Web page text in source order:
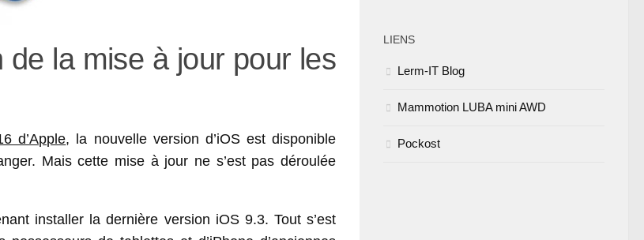
la mise à jour pour les
d’Apple, la nouvelle version d’iOS est disponible
Mais cette mise à jour ne s’est pas déroulée
installer la dernière version iOS 9.3. Tout s’est
LIENS
Lerm-IT Blog
Mammotion LUBA mini AWD
Pockost